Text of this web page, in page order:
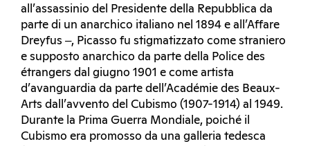
all’assassinio del Presidente della Repubblica da
parte di un anarchico italiano nel 1894 e all’Affare
Dreyfus ‒, Picasso fu stigmatizzato come straniero
e supposto anarchico da parte della Police des
étrangers dal giugno 1901 e come artista
d’avanguardia da parte dell’Académie des Beaux-
Arts dall’avvento del Cubismo (1907-1914) al 1949.
Durante la Prima Guerra Mondiale, poiché il
Cubismo era promosso da una galleria tedesca